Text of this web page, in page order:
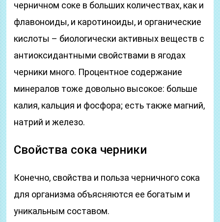
черничном соке в больших количествах, как и
флавоноиды, и каротиноиды, и органические
кислоты – биологически активных веществ с
антиоксидантными свойствами в ягодах
черники много. Процентное содержание
минералов тоже довольно высокое: больше
калия, кальция и фосфора; есть также магний,
натрий и железо.
Свойства сока черники
Конечно, свойства и польза черничного сока
для организма объясняются ее богатым и
уникальным составом.